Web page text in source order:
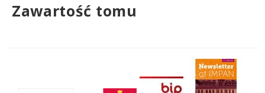
Zawartość tomu